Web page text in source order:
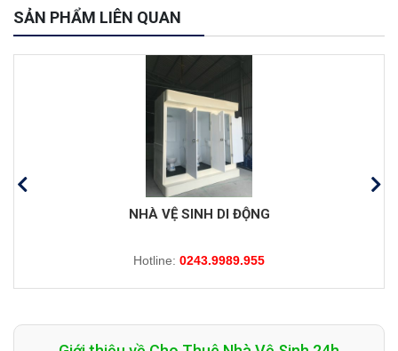
SẢN PHẨM LIÊN QUAN
NHÀ VỆ SINH DI ĐỘNG
Hotline: 0243.9989.955